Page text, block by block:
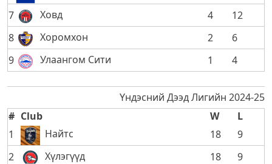
7
Ховд 4
12
8
Хоромхон 2
6
9
Улаангом Сити 1 4
Үндэсний Дээд Лигийн 2024-25
# Club W
L
1
Найтс 18
9
2
Хүлэгүүд 18
9